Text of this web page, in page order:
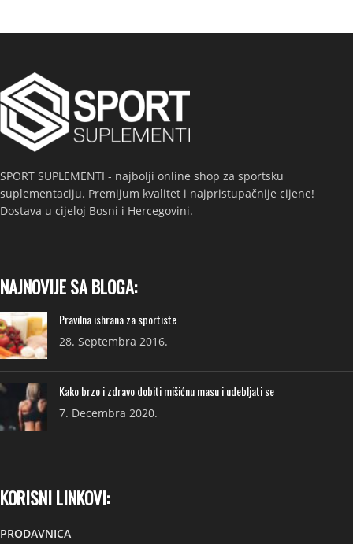
SPORT SUPLEMENTI - najbolji online shop za sportsku
suplementaciju. Premijum kvalitet i najpristupačnije cijene!
Dostava u cijeloj Bosni i Hercegovini.
NAJNOVIJE SA BLOGA:
Pravilna ishrana za sportiste
28. Septembra 2016.
Kako brzo i zdravo dobiti mišićnu masu i udebljati se
7. Decembra 2020.
KORISNI LINKOVI:
PRODAVNICA